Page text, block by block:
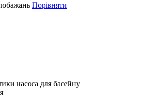
Порівняти
насоса для басейну